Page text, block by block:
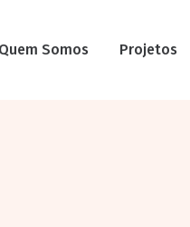
Quem Somos Projetos